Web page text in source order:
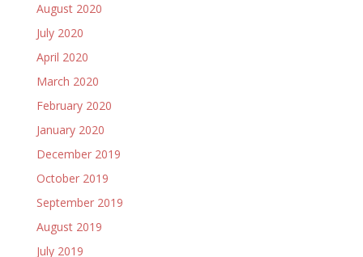
August 2020
July 2020
April 2020
March 2020
February 2020
January 2020
December 2019
October 2019
September 2019
August 2019
July 2019